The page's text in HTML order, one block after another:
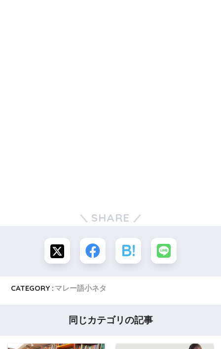
SHARE
CATEGORY : マレー語小ネタ
同じカテゴリの記事